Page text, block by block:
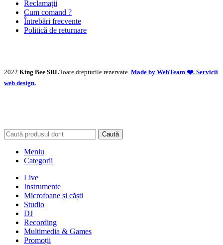
Reclamații
Cum comand ?
Întrebări frecvente
Politică de returnare
2022 King Bee SRLToate drepturile rezervate. Made by WebTeam ❤️. Servicii
web design.
Caută
Meniu
Categorii
Live
Instrumente
Microfoane și căști
Studio
DJ
Recording
Multimedia & Games
Promoții